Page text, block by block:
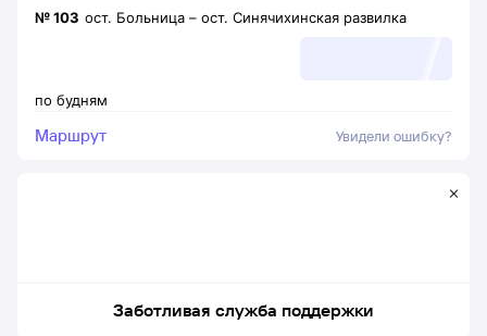
по будням
№103 ост. Больница – ост. Синячихинская развилка
Маршрут Увидели ошибку?
Заботливая служба поддержки